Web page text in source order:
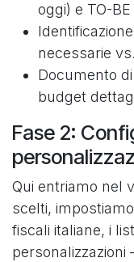
oggi) e TO-
necessarie
Documento
budget
Fase 2:
Qui entriamo nel
scelti,
fiscali italiane, i